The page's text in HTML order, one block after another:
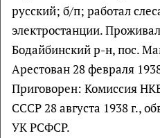
русский; б/п; работал
электростанции.
Бодайбинский р-н, пос.
Арестован 28 февраля
Приговорен: Комиссия
СССР 28 августа 1938 г.,
УК РСФСР.